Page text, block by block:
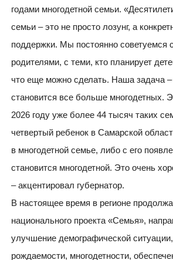
годами многодетной семьи.
семьи – это не просто лозунг, а
поддержки. Мы постоянно советуемся
родителями, с теми, кто планирует
что еще можно сделать. Наша задача –
становится все больше многодетных.
2026 году уже более 44 тысяч таких
четвертый ребенок в Самарской
в многодетной семье, либо с его
становится многодетной. Это очень
– акцентировал губернатор.
В настоящее время в регионе
национального проекта «Семья»,
улучшение демографической
рождаемости, многодетности,